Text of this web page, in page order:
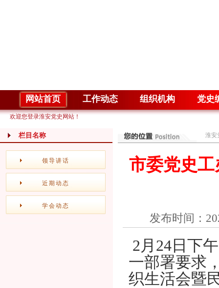
网站首页 工作动态 组织机构 党史
欢迎您登录淮安党史网站！
栏目名称
领导讲话
近期动态
学会动态
淮安
市委党史
发布时间：
2月 24 日下
一部署要求
织生活会暨